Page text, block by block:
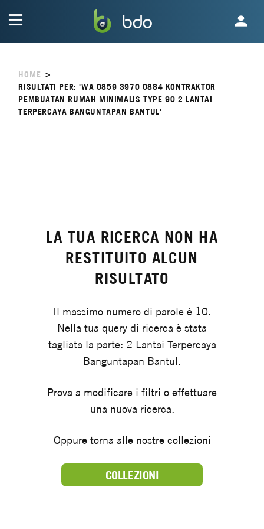
HOME >
RISULTATI PER: 'WA 0859 3970 0884 KONTRAKTOR
PEMBUATAN RUMAH MINIMALIS TYPE 90 2 LANTAI
TERPERCAYA BANGUNTAPAN BANTUL'
LA TUA RICERCA NON HA
RESTITUITO ALCUN
RISULTATO
Il massimo numero di parole è 10.
Nella tua query di ricerca è stata
tagliata la parte: 2 Lantai Terpercaya
Banguntapan Bantul.
Prova a modificare i filtri o effettuare
una nuova ricerca.
Oppure torna alle nostre collezioni
COLLEZIONI